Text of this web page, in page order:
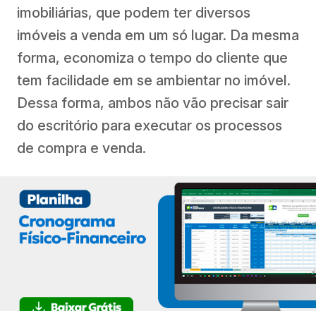
imobiliárias, que podem ter diversos
imóveis a venda em um só lugar. Da mesma
forma, economiza o tempo do cliente que
tem facilidade em se ambientar no imóvel.
Dessa forma, ambos não vão precisar sair
do escritório para executar os processos
de compra e venda.